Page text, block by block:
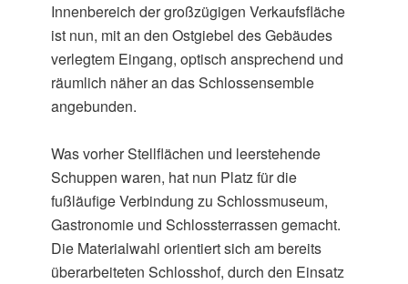
Innenbereich der großzügigen Verkaufsfläche
ist nun, mit an den Ostgiebel des Gebäudes
verlegtem Eingang, optisch ansprechend und
räumlich näher an das Schlossensemble
angebunden.
Was vorher Stellflächen und leerstehende
Schuppen waren, hat nun Platz für die
fußläufige Verbindung zu Schlossmuseum,
Gastronomie und Schlossterrassen gemacht.
Die Materialwahl orientiert sich am bereits
überarbeiteten Schlosshof, durch den Einsatz